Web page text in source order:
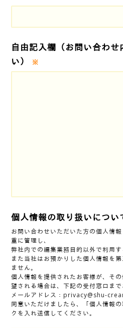
自由記入欄 （お問い合わ
い）
※
個人情報の取り扱いについ
お問い合わせいただいた方の個人情
重に管理し、
弊社内での編集業務目的以外で利用す
また当社はお預かりした個人情報を
ません。
個人情報を提供されたお客様が、そ
望される場合は、下記の受付窓口まで
メールアドレス：privacy@shu-
同意いただけましたら、「個人情報
クを入れ送信してください。